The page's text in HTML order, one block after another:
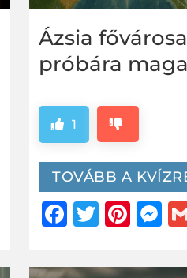
Ázsia
próbára
1
TOVÁBB A